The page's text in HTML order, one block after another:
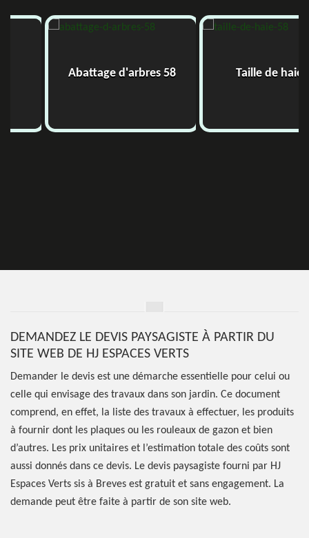
Abattage d'arbres 58 Taille de haie
DEMANDEZ LE DEVIS PAYSAGISTE À PARTIR DU
SITE WEB DE HJ ESPACES VERTS
Demander le devis est une démarche essentielle pour celui ou
celle qui envisage des travaux dans son jardin. Ce document
comprend, en effet, la liste des travaux à effectuer, les produits
à fournir dont les plaques ou les rouleaux de gazon et bien
d’autres. Les prix unitaires et l’estimation totale des coûts sont
aussi donnés dans ce devis. Le devis paysagiste fourni par HJ
Espaces Verts sis à Breves est gratuit et sans engagement. La
demande peut être faite à partir de son site web.